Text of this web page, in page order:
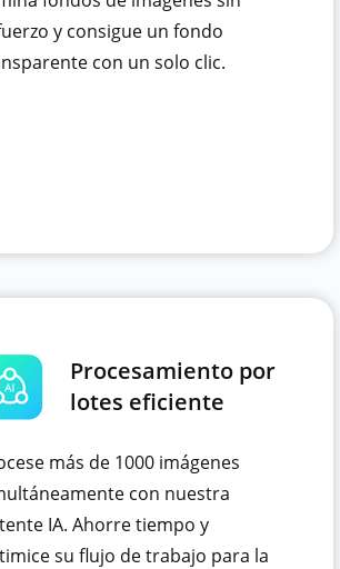
y consigue un fondo
con un solo clic.
Procesamiento por
lotes eficiente
más de 1000 imágenes
con nuestra
IA. Ahorre tiempo y
su flujo de trabajo para la